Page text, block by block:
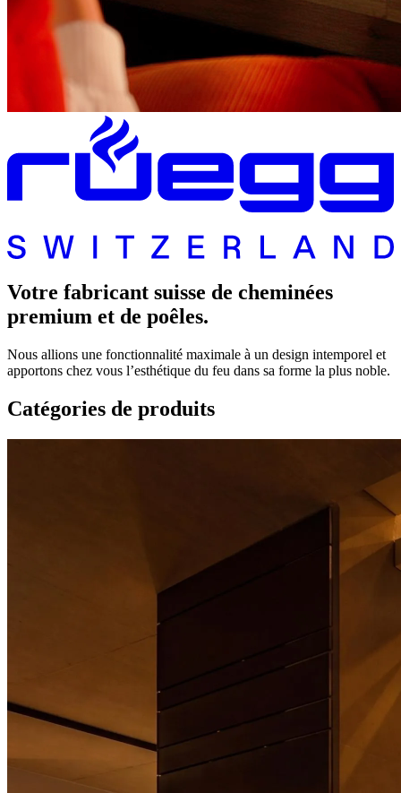
Votre fabricant suisse de cheminées
premium et de poêles.
Nous allions une fonctionnalité maximale à un design intemporel et
apportons chez vous l’esthétique du feu dans sa forme la plus noble.
Catégories de produits